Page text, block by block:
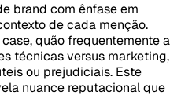
brand com ênfase em
de cada menção.
quão frequentemente a
técnicas versus marketing,
ou prejudiciais. Este
nuance reputacional que